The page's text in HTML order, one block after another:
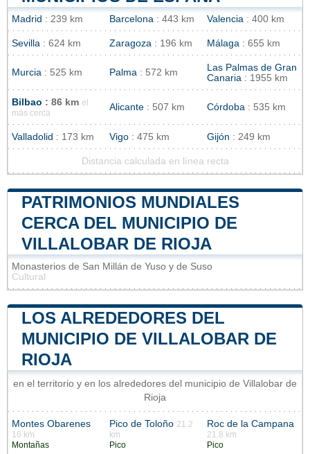
Madrid : 239 km Barcelona : 443 km Valencia : 400 km
Sevilla : 624 km Zaragoza : 196 km Málaga : 655 km
Murcia : 525 km Palma : 572 km
Las Palmas de Gran
Canaria : 1955 km
Bilbao : 86 km el
más cerca
Alicante : 507 km Córdoba : 535 km
Valladolid : 173 km Vigo : 475 km Gijón : 249 km
Distancia calculada en línea recta
PATRIMONIOS MUNDIALES
CERCA DEL MUNICIPIO DE
VILLALOBAR DE RIOJA
Monasterios de San Millán de Yuso y de Suso
Cultural
LOS ALREDEDORES DEL
MUNICIPIO DE VILLALOBAR DE
RIOJA
en el territorio y en los alrededores del municipio de Villalobar de
Rioja
Montes Obarenes
16 km
Montañas
Pico de Toloño 21.2
km
Pico
Roc de la Campana
21.8 km
Pico